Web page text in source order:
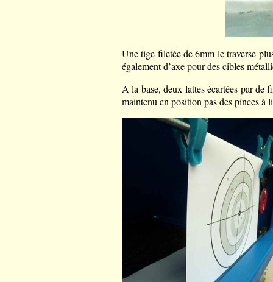
Une tige filetée de 6mm le traverse
également d’axe pour des cibles
A la base, deux lattes écartées par de
maintenu en position pas des pinces à